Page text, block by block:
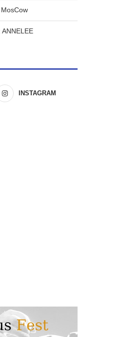
ANNELEE
INSTAGRAM